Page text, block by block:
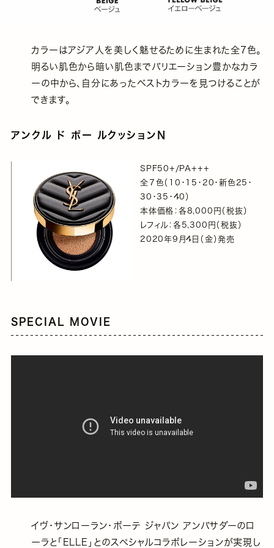
カラーはアジア人を美しく魅せるために生まれた全7色。
明るい肌色から暗い肌色までバリエーション豊かなカラ
ーの中から、自分にあったベストカラーを見つけることが
できます。
アンクル ド ポー ルクッションN
SPF50+/PA+++
全７⾊（10・15・20・新⾊25・
30・35・40）
本体価格：各8,000円（税抜）
レフィル：各5,300円（税抜）
2020年9⽉4⽇（⾦）発売
SPECIAL MOVIE
イヴ・サンローラン・ボーテ ジャパン アンバサダーのロ
ーラと「ELLE」とのスペシャルコラボレーションが実現し